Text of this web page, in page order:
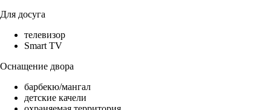
Для досуга
телевизор
Smart TV
Оснащение двора
барбекю/мангал
детские качели